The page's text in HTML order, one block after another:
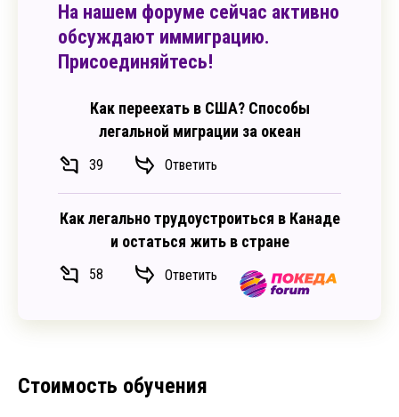
На нашем форуме сейчас активно
обсуждают иммиграцию.
Присоединяйтесь!
Как переехать в США? Способы
легальной миграции за океан
39 Ответить
Как легально трудоустроиться в Канаде
и остаться жить в стране
58 Ответить
Стоимость обучения